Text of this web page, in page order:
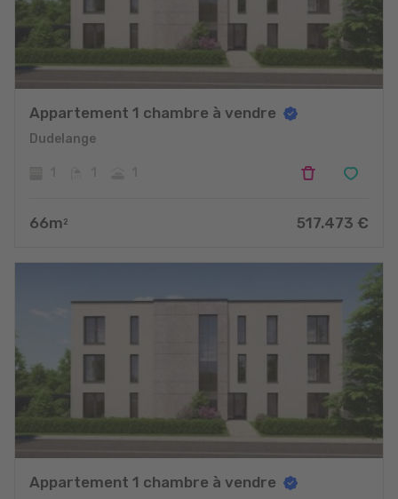
Appartement 1 chambre à vendre
Dudelange
66m 2 517.473 €
Appartement 1 chambre à vendre